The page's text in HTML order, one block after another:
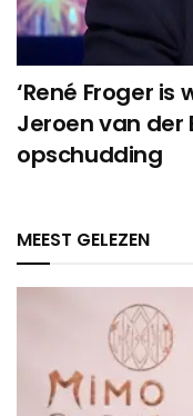
‘René Froger
Jeroen van der
opschudding
MEEST GELEZEN